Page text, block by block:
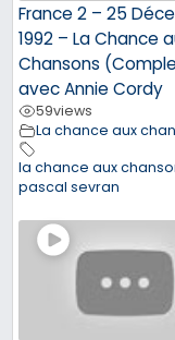
France 2 – 25
1992 – La Chance
Chansons
avec Annie Cordy
59views
La chance aux
la chance aux
pascal sevran